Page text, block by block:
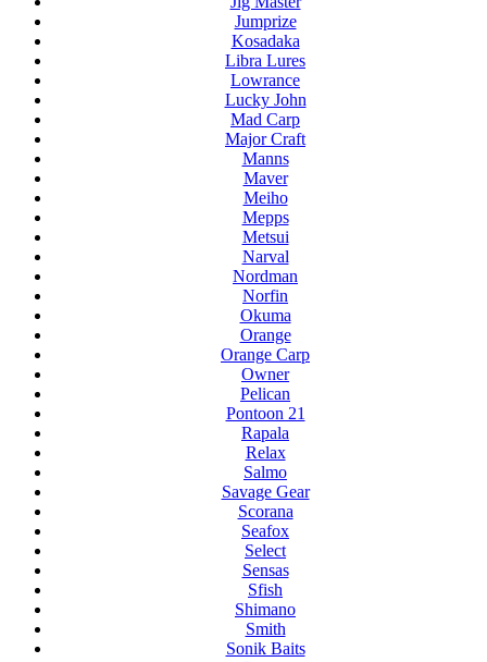
Jumprize
Kosadaka
Libra Lures
Lowrance
Lucky John
Mad Carp
Major Craft
Manns
Maver
Meiho
Mepps
Metsui
Narval
Nordman
Norfin
Okuma
Orange
Orange Carp
Owner
Pelican
Pontoon 21
Rapala
Relax
Salmo
Savage Gear
Scorana
Seafox
Select
Sensas
Sfish
Shimano
Smith
Sonik Baits